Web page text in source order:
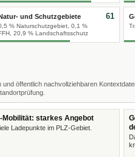
und Schutzgebiete
% Naturschutzgebiet, 0,1 %
20,9 % Landschaftsschutz
61
öffentlich nachvollziehbaren
Mobilität: starkes Angebot
Ladepunkte im PLZ-Gebiet.